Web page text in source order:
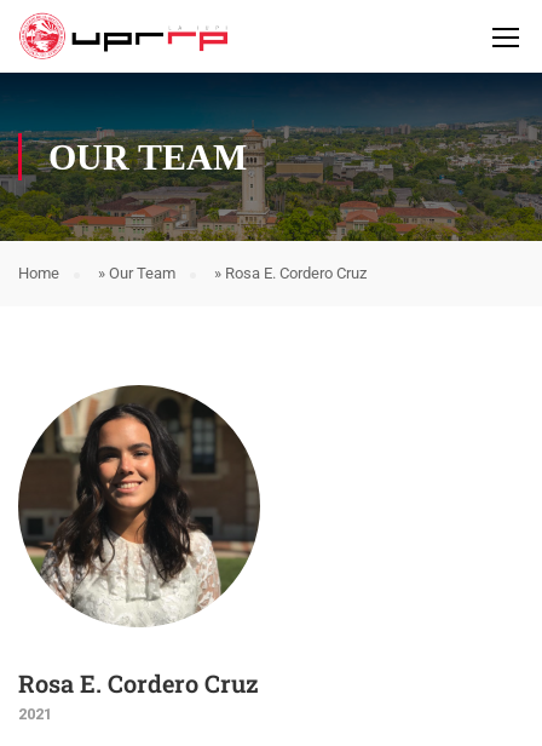
OUR TEAM
Home » Our Team » Rosa E. Cordero Cruz
Rosa E. Cordero Cruz
2021